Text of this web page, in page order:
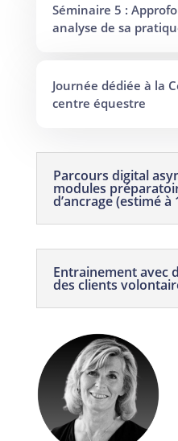
Séminaire 5 :
analyse de sa
Journée dédiée à la
centre équestre
Parcours digital
modules
d’ancrage (estimé à
Entrainement avec
des clients